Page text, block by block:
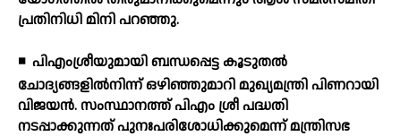
പ്രതിനിധി മിനി പറഞ്ഞു.
◾ പിഎംശ്രീയുമായി ബന്ധപ്പെട്ട കൂടുതല്‍
ചോദ്യങ്ങളില്‍നിന്ന് ഒഴിഞ്ഞുമാറി മുഖ്യമന്ത്രി പിണറായി
വിജയന്‍. സംസ്ഥാനത്ത് പിഎം ശ്രീ പദ്ധതി
നടപ്പാക്കുന്നത് പുനഃപരിശോധിക്കുമെന്ന് മന്ത്രിസഭ